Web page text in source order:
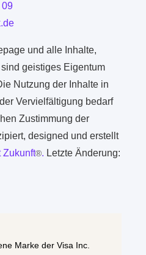
09
und alle Inhalte,
geistiges Eigentum
Nutzung der Inhalte in
Vervielfältigung bedarf
Zustimmung der
designed und erstellt
Zukunft®. Letzte Änderung:
Marke der Visa Inc.